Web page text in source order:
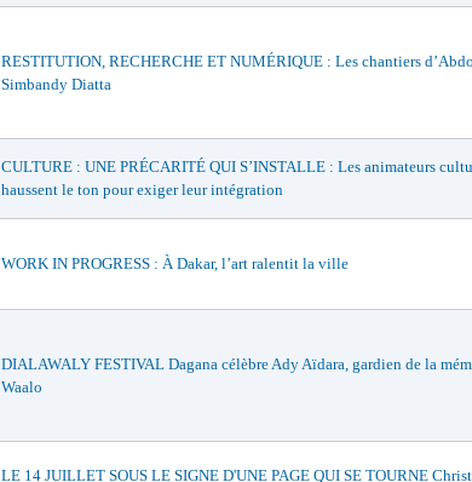
RESTITUTION, RECHERCHE ET NUMÉRIQUE : Les chantiers
Simbandy Diatta
CULTURE : UNE PRÉCARITÉ QUI S’INSTALLE : Les animateurs
haussent le ton pour exiger leur intégration
WORK IN PROGRESS : À Dakar, l’art ralentit la ville
DIALAWALY FESTIVAL Dagana célèbre Ady Aïdara, gardien de la
Waalo
LE 14 JUILLET SOUS LE SIGNE D'UNE PAGE QUI SE TOURNE